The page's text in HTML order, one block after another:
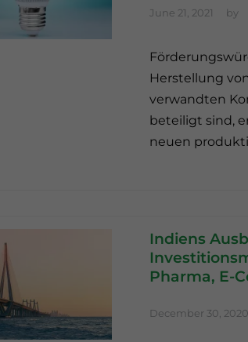
June 21, 2021 by
Herstellung
verwandten
beteiligt sind,
neuen
Indiens
Pharma, E-
December 30, 2020